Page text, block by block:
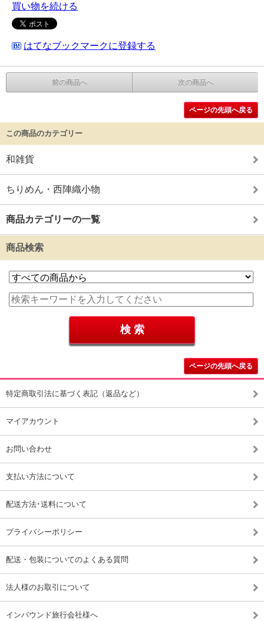
買い物を続ける
はてなブックマークに登録する
前の商品へ 次の商品へ
ページの先頭へ戻る
この商品のカテゴリー
和雑貨
ちりめん・西陣織小物
商品カテゴリーの一覧
商品検索
ページの先頭へ戻る
特定商取引法に基づく表記（返品など）
マイアカウント
お問い合わせ
支払い方法について
配送方法･送料について
プライバシーポリシー
配送・包装についてのよくある質問
法人様のお取引について
インバウンド旅行会社様へ